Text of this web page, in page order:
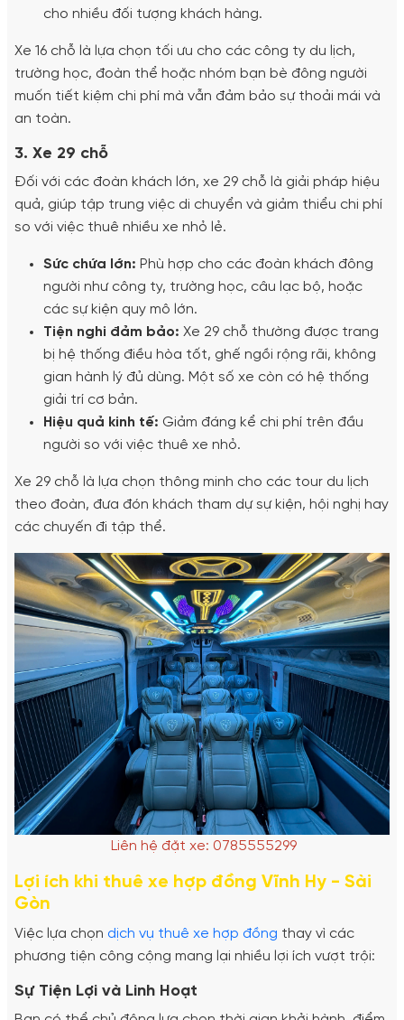
cho nhiều đối tượng khách hàng.
Xe 16 chỗ là lựa chọn tối ưu cho các công ty du lịch,
trường học, đoàn thể hoặc nhóm bạn bè đông người
muốn tiết kiệm chi phí mà vẫn đảm bảo sự thoải mái và
an toàn.
3. Xe 29 chỗ
Đối với các đoàn khách lớn, xe 29 chỗ là giải pháp hiệu
quả, giúp tập trung việc di chuyển và giảm thiểu chi phí
so với việc thuê nhiều xe nhỏ lẻ.
Sức chứa lớn: Phù hợp cho các đoàn khách đông
người như công ty, trường học, câu lạc bộ, hoặc
các sự kiện quy mô lớn.
Tiện nghi đảm bảo: Xe 29 chỗ thường được trang
bị hệ thống điều hòa tốt, ghế ngồi rộng rãi, không
gian hành lý đủ dùng. Một số xe còn có hệ thống
giải trí cơ bản.
Hiệu quả kinh tế: Giảm đáng kể chi phí trên đầu
người so với việc thuê xe nhỏ.
Xe 29 chỗ là lựa chọn thông minh cho các tour du lịch
theo đoàn, đưa đón khách tham dự sự kiện, hội nghị hay
các chuyến đi tập thể.
Liên hệ đặt xe: 0785555299
Lợi ích khi thuê xe hợp đồng Vĩnh Hy - Sài
Gòn
Việc lựa chọn dịch vụ thuê xe hợp đồng thay vì các
phương tiện công cộng mang lại nhiều lợi ích vượt trội:
Sự Tiện Lợi và Linh Hoạt